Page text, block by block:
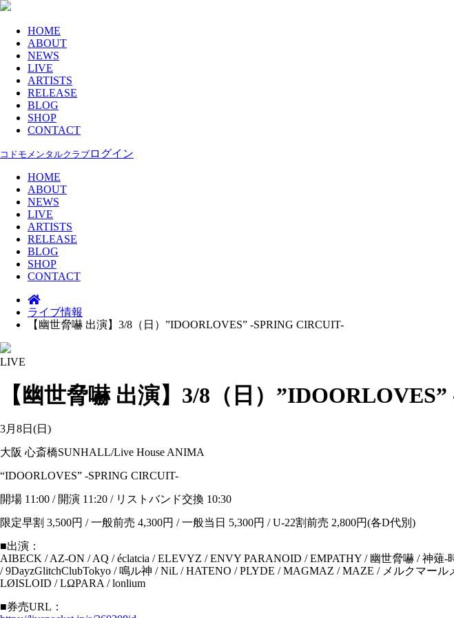
HOME
ABOUT
NEWS
LIVE
ARTISTS
RELEASE
BLOG
SHOP
CONTACT
コドモメンタルクラブ ログイン
HOME
ABOUT
NEWS
LIVE
ARTISTS
RELEASE
BLOG
SHOP
CONTACT
ライブ情報
【幽世脅嚇 出演】3/8（日）”IDOORLOVES” -SPRING CIRCUIT-
LIVE
【幽世脅嚇 出演】3/8（日）
3月8日(日)
大阪 心斎橋SUNHALL/Live House ANIMA
“IDOORLOVES” -SPRING CIRCUIT-
開場 11:00 / 開演 11:20 / リストバンド交換 10:30
限定早割 3,500円 / 一般前売 4,300円 / 一般当日 5,300円 / U-22割前売 2,800円(各D代別)
■出演：
AIBECK / AZ-ON / AQ / éclatcia / ELEVYZ / ENVY PARANOID / EMPATHY / 幽世脅嚇 / 神
/ 9DayzGlitchClubTokyo / 鳴ル神 / NiL / HATENO / PLYDE / MAGMAZ / MAZE / メルクマ
LØISLOID / LΩPARA / lonlium
■券売URL：